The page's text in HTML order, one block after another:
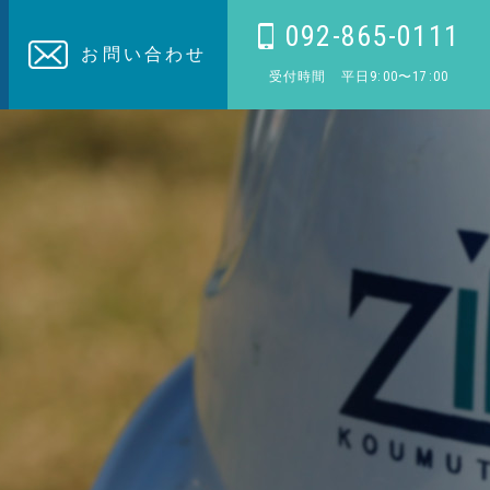
お問い合わせ
092-865-0111
受付時間 平日9:00〜17:00